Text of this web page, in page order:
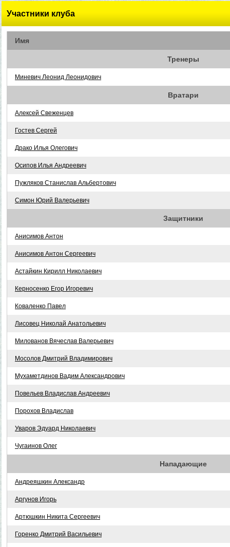
Участники клуба
Имя
Тренеры
Миневич Леонид Леонидович
Вратари
Алексей Свеженцев
Гостев Сергей
Драко Илья Олегович
Осипов Илья Андреевич
Пужляков Станислав Альбертович
Симон Юрий Валерьевич
Защитники
Анисимов Антон
Анисимов Антон Сергеевич
Астайкин Кирилл Николаевич
Керносенко Егор Игоревич
Коваленко Павел
Лисовец Николай Анатольевич
Милованов Вячеслав Валерьевич
Мосолов Дмитрий Владимирович
Мухаметдинов Вадим Александрович
Повельев Владислав Андреевич
Порохов Владислав
Уваров Эдуард Николаевич
Чугаинов Олег
Нападающие
Андреяшкин Александр
Аргунов Игорь
Артюшкин Никита Сергеевич
Горенко Дмитрий Васильевич